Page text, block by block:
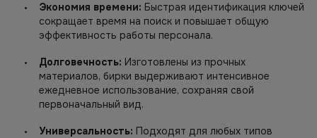
Экономия времени: Быстрая идентификация ключей
сокращает время на поиск и повышает общую
эффективность работы персонала.
Долговечность: Изготовлены из прочных
материалов, бирки выдерживают интенсивное
ежедневное использование, сохраняя свой
первоначальный вид.
Универсальность: Подходят для любых типов